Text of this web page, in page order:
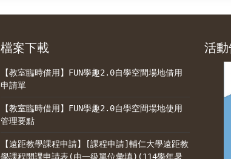
檔案下載
【教室臨時借用】FUN學趣2.0自學空間場地借用
申請單
【教室臨時借用】FUN學趣2.0自學空間場地使用
管理要點
【遠距教學課程申請】[課程申請]輔仁大學遠距教
學課程開課申請表(由一級單位彙填)(114學年暑
活